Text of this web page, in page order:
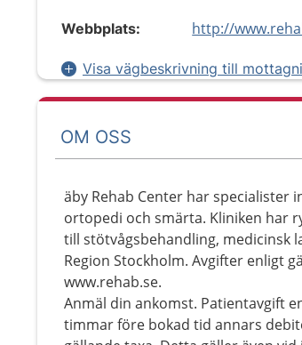
Webbplats: http://
Visa vägbeskrivning till
OM OSS
äby Rehab Center har
ortopedi och smärta. Kliniken har
till stötvågsbehandling, medicinsk
Region Stockholm. Avgifter enligt
www.rehab.se.
Anmäl din ankomst. Patientavgift
timmar före bokad tid annars